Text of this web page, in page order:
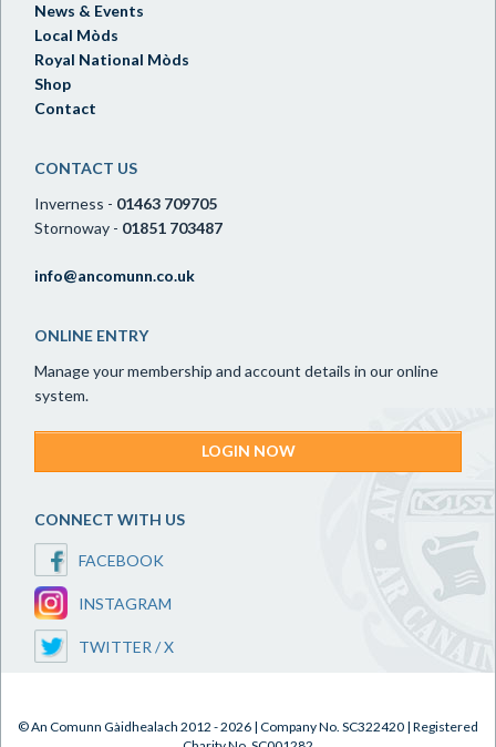
News & Events
Local Mòds
Royal National Mòds
Shop
Contact
CONTACT US
Inverness - 01463 709705
Stornoway - 01851 703487
info@ancomunn.co.uk
ONLINE ENTRY
Manage your membership and account details in our online
system.
LOGIN NOW
CONNECT WITH US
FACEBOOK
INSTAGRAM
TWITTER / X
© An Comunn Gàidhealach 2012 - 2026 | Company No. SC322420 | Registered